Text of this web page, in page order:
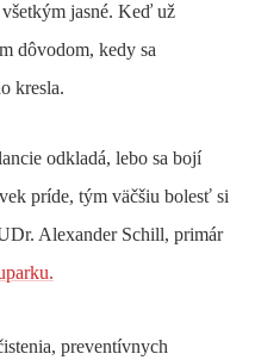
jasné. Keď už
dôvodom, kedy sa
kresla.
odkladá, lebo sa bojí
príde, tým väčšiu bolesť si
Alexander Schill, primár
preventívnych